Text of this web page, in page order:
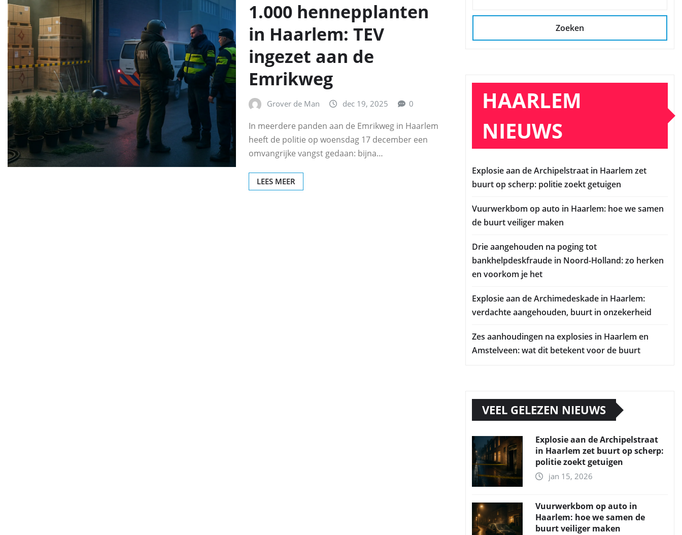
1.000 hennepplanten
in Haarlem: TEV
ingezet aan de
Emrikweg
Grover de Man dec 19, 2025 0
In meerdere panden aan de Emrikweg in Haarlem
heeft de politie op woensdag 17 december een
omvangrijke vangst gedaan: bijna…
LEES MEER
Zoeken
HAARLEM
NIEUWS
Explosie aan de Archipelstraat in Haarlem zet
buurt op scherp: politie zoekt getuigen
Vuurwerkbom op auto in Haarlem: hoe we samen
de buurt veiliger maken
Drie aangehouden na poging tot
bankhelpdeskfraude in Noord-Holland: zo herken
en voorkom je het
Explosie aan de Archimedeskade in Haarlem:
verdachte aangehouden, buurt in onzekerheid
Zes aanhoudingen na explosies in Haarlem en
Amstelveen: wat dit betekent voor de buurt
VEEL GELEZEN NIEUWS
Explosie aan de Archipelstraat
in Haarlem zet buurt op scherp:
politie zoekt getuigen
jan 15, 2026
Vuurwerkbom op auto in
Haarlem: hoe we samen de
buurt veiliger maken